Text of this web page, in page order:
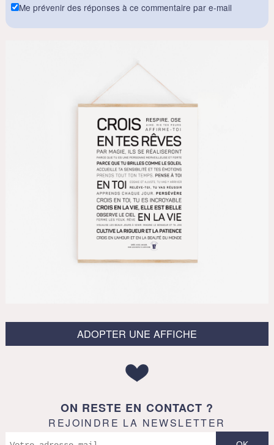
Me prévenir des réponses à ce commentaire par e-mail
ADOPTER UNE AFFICHE
ON RESTE EN CONTACT ?
REJOINDRE LA NEWSLETTER